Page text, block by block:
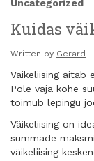
Uncategorized
Kuidas
Written by Gerard
Väikeliising aitab
Pole vaja kohe
toimub lepingu
Väikeliising on
summade
väikeliising